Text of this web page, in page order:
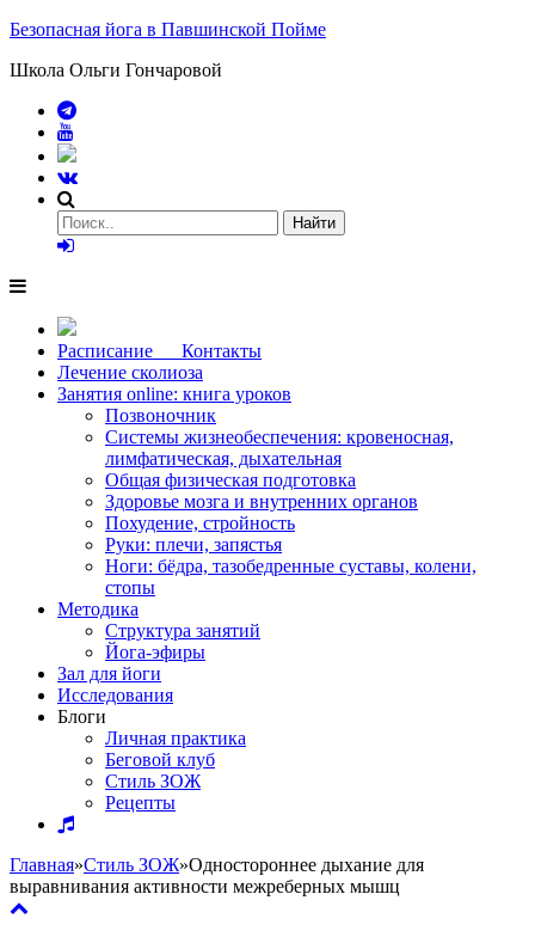
Безопасная йога в Павшинской Пойме
Школа Ольги Гончаровой
Расписание Контакты
Лечение сколиоза
Занятия online: книга уроков
Позвоночник
Системы жизнеобеспечения: кровеносная,
лимфатическая, дыхательная
Общая физическая подготовка
Здоровье мозга и внутренних органов
Похудение, стройность
Руки: плечи, запястья
Ноги: бёдра, тазобедренные суставы, колени,
стопы
Методика
Структура занятий
Йога-эфиры
Зал для йоги
Исследования
Блоги
Личная практика
Беговой клуб
Стиль ЗОЖ
Рецепты
Главная»Стиль ЗОЖ»Одностороннее дыхание для
выравнивания активности межреберных мышц